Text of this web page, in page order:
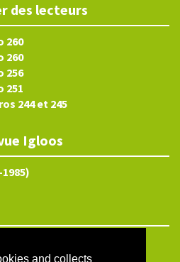
and collects
des lecteurs
260
260
256
251
244 et 245
Igloos